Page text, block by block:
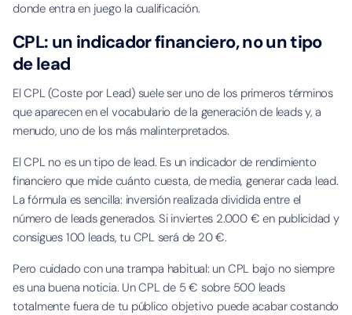
donde entra en juego la cualificación.
CPL: un indicador financiero, no un tipo
de lead
El CPL (Coste por Lead) suele ser uno de los primeros términos
que aparecen en el vocabulario de la generación de leads y, a
menudo, uno de los más malinterpretados.
El CPL no es un tipo de lead. Es un indicador de rendimiento
financiero que mide cuánto cuesta, de media, generar cada lead.
La fórmula es sencilla: inversión realizada dividida entre el
número de leads generados. Si inviertes 2.000 € en publicidad y
consigues 100 leads, tu CPL será de 20 €.
Pero cuidado con una trampa habitual: un CPL bajo no siempre
es una buena noticia. Un CPL de 5 € sobre 500 leads
totalmente fuera de tu público objetivo puede acabar costando